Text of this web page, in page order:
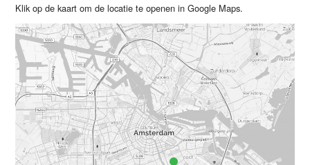
Klik op de kaart om de locatie te openen in Google Maps.